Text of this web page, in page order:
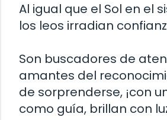
Al igual que el Sol en el
los leos irradian
Son buscadores de
amantes del
de sorprenderse, ¡con
como guía, brillan con